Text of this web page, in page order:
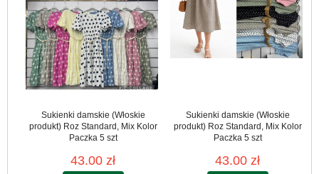
Sukienki damskie (Włoskie
produkt) Roz Standard, Mix Kolor
Paczka 5 szt
43.00 zł
Sukienki damskie (Włoskie
produkt) Roz Standard, Mix Kolor
Paczka 5 szt
43.00 zł